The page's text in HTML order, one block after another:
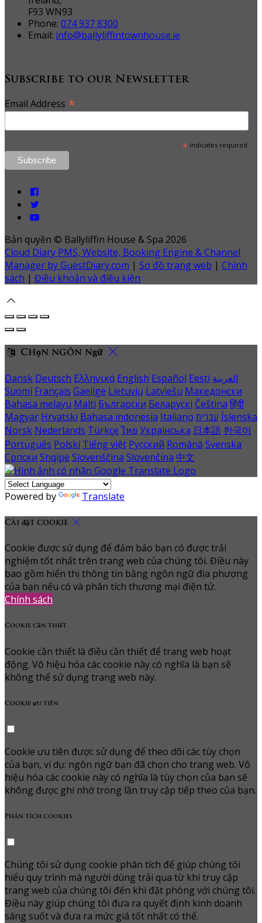
F93 WN93
Phone: 074 937 8300
Email: info@ballyliffintownhouse.ie
Subscribe to our Newsletter
Email Address *
*indicates required
Bản quyền © Ballyliffin House & Spa 2026
Cloud Diary PMS, Website, Booking Engine & Channel
Manager by GuestDiary.com | Sơ đồ trang web | Chính
sách | Điều khoản và điều kiện
Chọn ngôn ngữ
Dansk Deutsch Ελληνικά English Español Eesti العربية
Suomi Français Gaeilge Lietuvių Latviešu Македонски
Bahasa melayu Malti Български Беларускі Čeština हिंदी
Magyar Hrvatski Bahasa indonesia Italiano עברית Íslenska
Norsk Nederlands Türkçe ไทย Українська 日本語 한국어
Português Polski Tiếng việt Русский Română Svenska
Српски Shqipe Slovenščina Slovenčina 中文
Powered by Translate
Cài đặt cookie
Cookie được sử dụng để đảm bảo bạn có được trải
nghiệm tốt nhất trên trang web của chúng tôi. Điều này
bao gồm hiển thị thông tin bằng ngôn ngữ địa phương
của bạn nếu có và phân tích thương mại điện tử.
Chính sách
Cookie cần thiết
Cookie cần thiết là điều cần thiết để trang web hoạt
động. Vô hiệu hóa các cookie này có nghĩa là bạn sẽ
không thể sử dụng trang web này.
Cookie ưu tiên
Cookie ưu tiên được sử dụng để theo dõi các tùy chọn
của bạn, ví dụ: ngôn ngữ bạn đã chọn cho trang web. Vô
hiệu hóa các cookie này có nghĩa là tùy chọn của bạn sẽ
không được ghi nhớ trong lần truy cập tiếp theo của bạn.
Phân tích cookies
Chúng tôi sử dụng cookie phân tích để giúp chúng tôi
hiểu quy trình mà người dùng trải qua từ khi truy cập
trang web của chúng tôi đến khi đặt phòng với chúng tôi.
Điều này giúp chúng tôi đưa ra quyết định kinh doanh
sáng suốt và đưa ra mức giá tốt nhất có thể.